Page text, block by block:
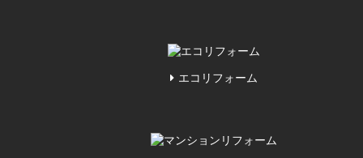
エコリフォーム